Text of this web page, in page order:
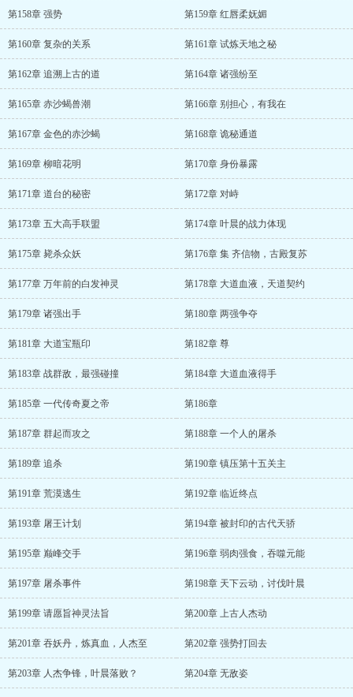
第158章 强势 第159章 红唇柔妩媚
第160章 复杂的关系 第161章 试炼天地之秘
第162章 追溯上古的道 第164章 诸强纷至
第165章 赤沙蝎兽潮 第166章 别担心，有我在
第167章 金色的赤沙蝎 第168章 诡秘通道
第169章 柳暗花明 第170章 身份暴露
第171章 道台的秘密 第172章 对峙
第173章 五大高手联盟 第174章 叶晨的战力体现
第175章 毙杀众妖 第176章 集 齐信物，古殿复苏
第177章 万年前的白发神灵 第178章 大道血液，天道契约
第179章 诸强出手 第180章 两强争夺
第181章 大道宝瓶印 第182章 尊
第183章 战群敌，最强碰撞 第184章 大道血液得手
第185章 一代传奇夏之帝 第186章
第187章 群起而攻之 第188章 一个人的屠杀
第189章 追杀 第190章 镇压第十五关主
第191章 荒漠逃生 第192章 临近终点
第193章 屠王计划 第194章 被封印的古代天骄
第195章 巅峰交手 第196章 弱肉强食，吞噬元能
第197章 屠杀事件 第198章 天下云动，讨伐叶晨
第199章 请愿旨神灵法旨 第200章 上古人杰动
第201章 吞妖丹，炼真血，人杰至 第202章 强势打回去
第203章 人杰争锋，叶晨落败？ 第204章 无敌姿